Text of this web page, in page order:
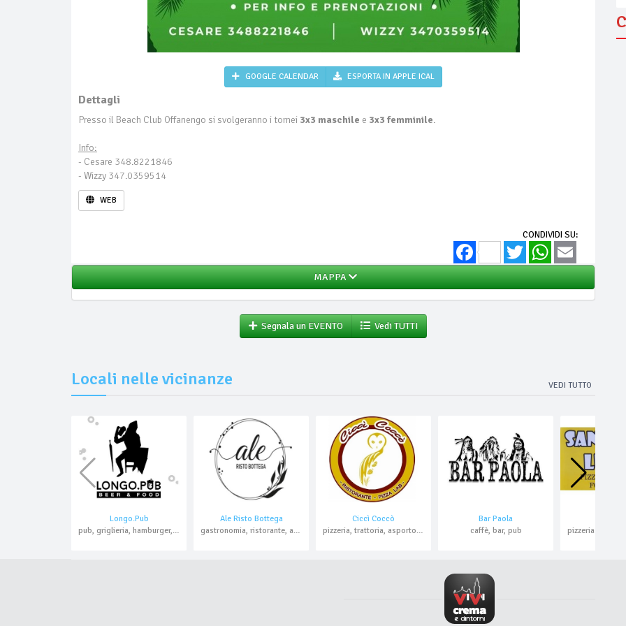
GOOGLE CALENDAR ESPORTA IN APPLE ICAL
Dettagli
Presso il Beach Club Offanengo si svolgeranno i tornei 3x3 maschile e 3x3 femminile.
Info:
- Cesare 348.8221846
- Wizzy 347.0359514
WEB
CONDIVIDI SU:
FacebookTwitter WhatsApp
MAPPA
Segnala un EVENTO Vedi TUTTI
Locali nelle vicinanze VEDI TUTTO
Longo.Pub
pub, griglieria, hamburger, aperitivo, asporto
Ale Risto Bottega
gastronomia, ristorante, asporto
Ciccì Coccò
pizzeria, trattoria, asporto, pranzo di lavoro, pesce, domicilio
Bar Paola
caffè, bar, pub